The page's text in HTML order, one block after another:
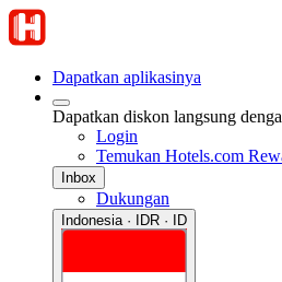
Dapatkan aplikasinya
Dapatkan diskon langsung
Login
Temukan Hotels.com
Inbox
Dukungan
Indonesia · IDR · ID